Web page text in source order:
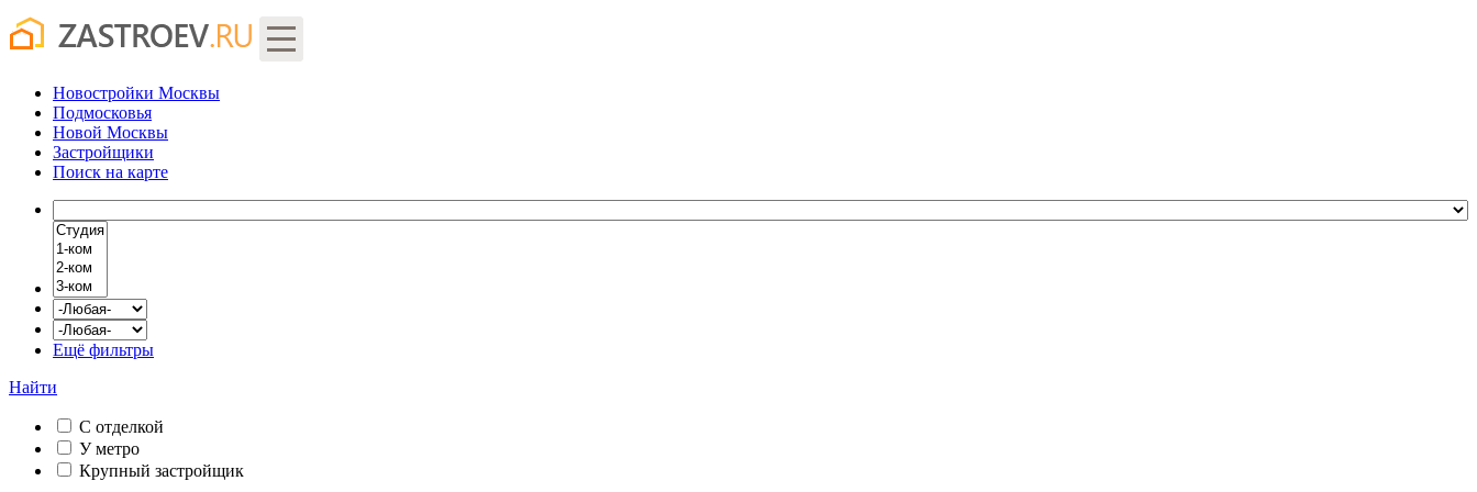
Новостройки Москвы
Подмосковья
Новой Москвы
Застройщики
Поиск на карте
Ещё фильтры
Найти
С отделкой
У метро
Крупный застройщик